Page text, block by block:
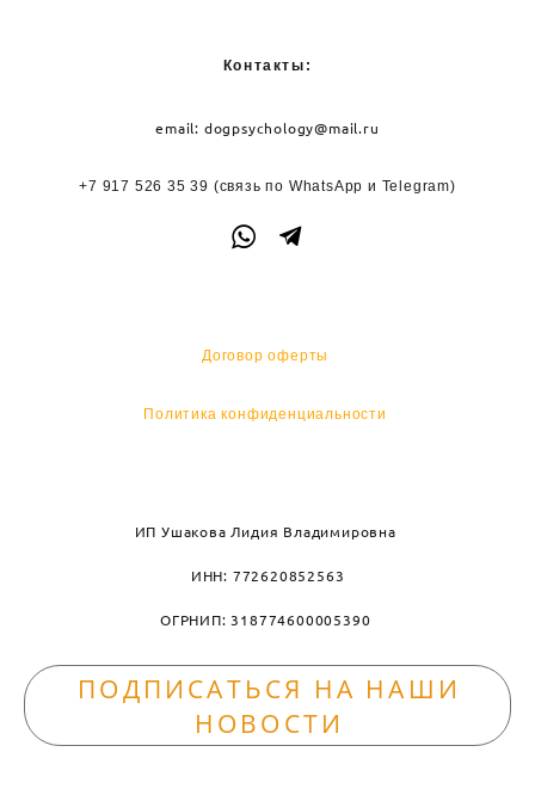
Контакты:
email: dogpsychology@mail.ru
+7 917 526 35 39 (связь по WhatsApp и Telegram)
Договор оферты
Политика конфиденциальности
ИП Ушакова Лидия Владимировна
ИНН: 772620852563
ОГРНИП: 318774600005390
ПОДПИСАТЬСЯ НА НАШИ
НОВОСТИ